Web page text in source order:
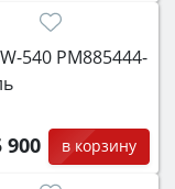
540 PM885444-
900 в корзину